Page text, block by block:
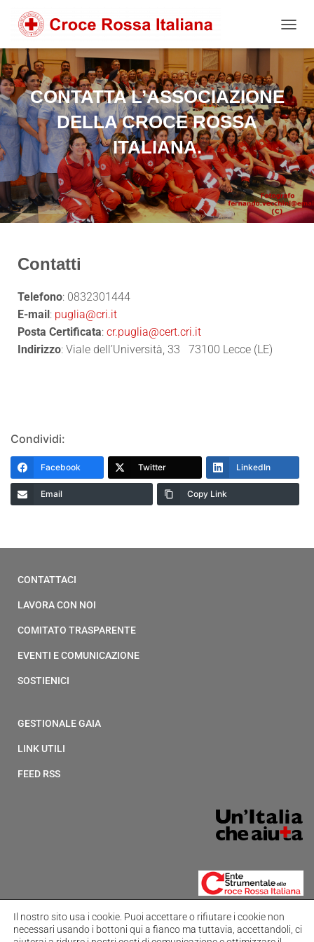
CONTATTA L’ASSOCIAZIONE
DELLA CROCE ROSSA
ITALIANA.
Contatti
Telefono: 0832301444
E-mail: puglia@cri.it
Posta Certificata: cr.puglia@cert.cri.it
Indirizzo: Viale dell’Università, 33 73100 Lecce (LE)
Condividi:
Facebook Twitter LinkedIn
Email Copy Link
CONTATTACI
LAVORA CON NOI
COMITATO TRASPARENTE
EVENTI E COMUNICAZIONE
SOSTIENICI
GESTIONALE GAIA
LINK UTILI
FEED RSS
Il nostro sito usa i cookie. Puoi accettare o rifiutare i cookie non
necessari usando i bottoni qui a fianco ma tuttavia, accettandoli, ci